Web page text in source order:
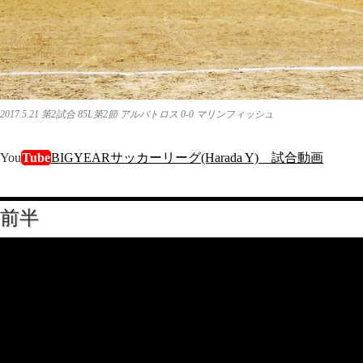
2017.5.21 第2試合 85L第2節 アルバトロス 0-0 マリンフィッシュ
YouTubeBIGYEARサッカーリーグ(Harada Y) 試合動画
前半